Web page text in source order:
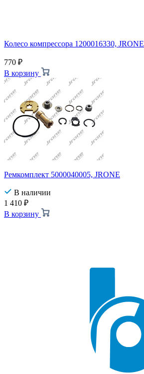
Колесо компрессора 1200016330, JRONE
770 ₽
В корзину
Ремкомплект 5000040005, JRONE
В наличии
1 410 ₽
В корзину